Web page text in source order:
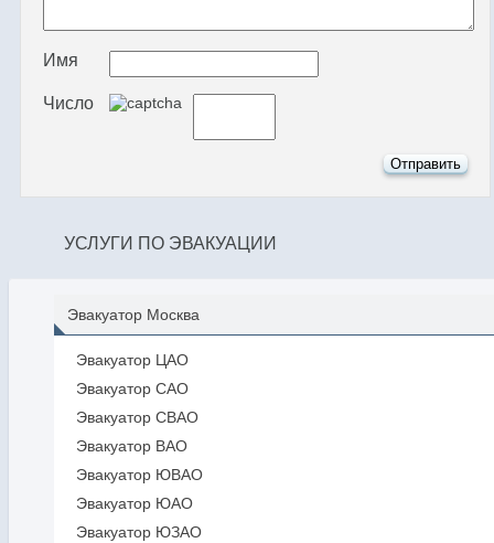
Имя
Число
УСЛУГИ ПО ЭВАКУАЦИИ
Эвакуатор Москва
Эвакуатор ЦАО
Эвакуатор САО
Эвакуатор СВАО
Эвакуатор ВАО
Эвакуатор ЮВАО
Эвакуатор ЮАО
Эвакуатор ЮЗАО